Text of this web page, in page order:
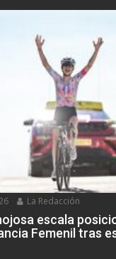
La Redacción
escala
Femenil tras